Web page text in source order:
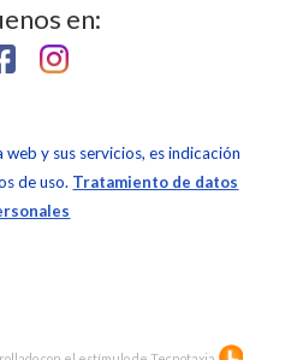
en:
web y sus servicios, es indicación
de uso. Tratamiento de datos